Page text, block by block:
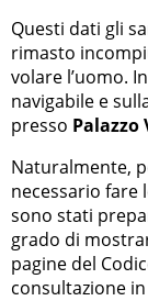
Questi dati gli
rimasto
volare l’uomo.
navigabile e
presso Palazzo
Naturalmente,
necessario fare
sono stati
grado di
pagine del
consultazione